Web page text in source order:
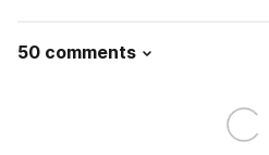
50 comments